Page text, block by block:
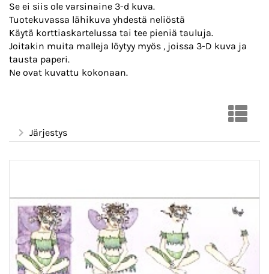
Se ei siis ole varsinaine 3-d kuva.
Tuotekuvassa lähikuva yhdestä neliöstä
Käytä korttiaskartelussa tai tee pieniä tauluja.
Joitakin muita malleja löytyy myös , joissa 3-D kuva ja
tausta paperi.
Ne ovat kuvattu kokonaan.
Järjestys